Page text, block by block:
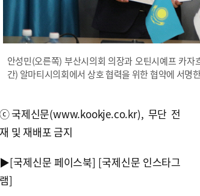
안성민(오른쪽) 부산시의회 의장과 오틴시예프 카
간) 알마티시의회에서 상호 협력을 위한 협약에 서명
ⓒ국제신문(www.kookje.co.kr), 무단 전
재 및 재배포 금지
▶[국제신문 페이스북] [국제신문 인스타그
램]